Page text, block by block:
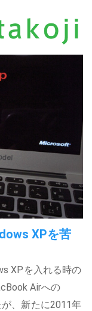
XPを苦
XPを入れる時の
Airへの
、新たに2011年